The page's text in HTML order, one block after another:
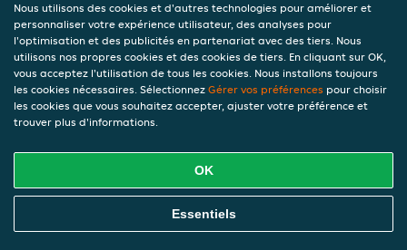
Pâtes-sauce fromage (peu différer suivant
arrivage)-fromage râpé
€ 10,00
Consigne de (€ 0,00)
Pâtes jambon crème
Pâtes-sauce béchamel-jambon ,fromage
râpé
Consigne de (€ 0,00)
Commandez En Ligne
Nous utilisons des cookies et d'autres technologies pour améliorer et
personnaliser votre expérience utilisateur, des analyses pour
l'optimisation et des publicités en partenariat avec des tiers. Nous
utilisons nos propres cookies et des cookies de tiers. En cliquant sur OK,
vous acceptez l'utilisation de tous les cookies. Nous installons toujours
les cookies nécessaires. Sélectionnez Gérer vos préférences pour choisir
les cookies que vous souhaitez accepter, ajuster votre préférence et
trouver plus d'informations.
OK
Essentiels